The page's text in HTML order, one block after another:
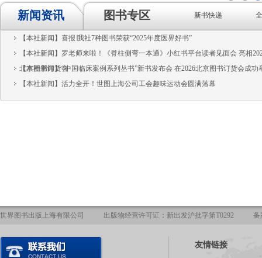
1 2 3
新闻资讯 图书专区 新书快递
【本社新闻】喜报∣我社7种图书荣获“2025年度医界好书”
【本社新闻】罗老师来啦！《脊柱侧弯一本通》小红书平台读者见面会 亮相
北京图书订货会
【本社新闻】“中国临床案例系列丛书”新书发布会 在2026北京图书订货会成功
【本社新闻】活力全开！世图上海公司工会趣味运动会圆满落幕
世界图书出版上海有限公司 出版物经营许可证：新出发沪批字第T0292 备
友情链接